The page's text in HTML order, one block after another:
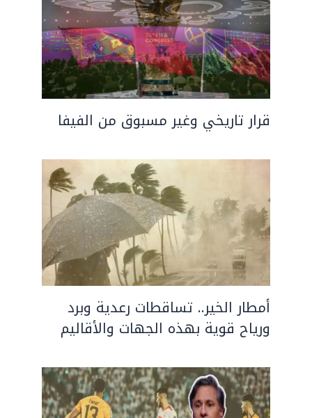
قرار تاريخي وغير مسبوق من الفيفا
أمطار الخير.. تساقطات رعدية وبرد
ورياح قوية بهذه الجهات والأقاليم